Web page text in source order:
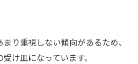
り重視しない傾向があるため、
け皿になっています。